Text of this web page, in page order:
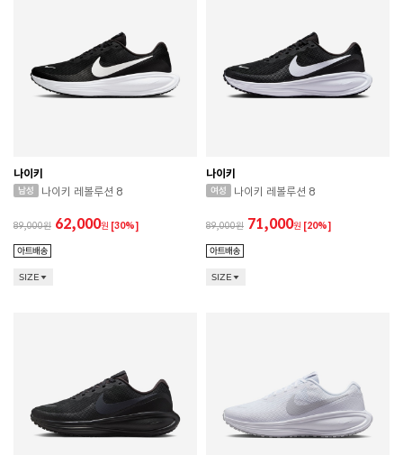
나이키
나이키 레볼루션 8
89,000 62,000원 [30%]
SIZE
나이키
나이키 레볼루션 8
89,000 71,000원 [20%]
SIZE